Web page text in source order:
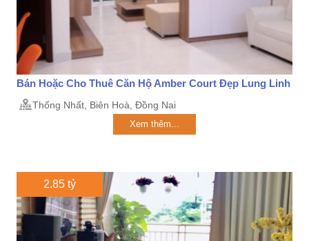
Bán Hoặc Cho Thuê Căn Hộ Amber Court Đẹp Lung Linh
Thống Nhất, Biên Hoà, Đồng Nai
Xem thêm...
2.85 tỷ